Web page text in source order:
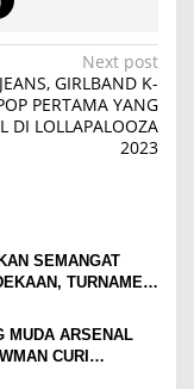
Next post
GIRLBAND K-
PERTAMA YANG
DI LOLLAPALOOZA
2023
SEMANGAT
TURNAMEN
RAYA RESMI
MUDA ARSENAL
CURI